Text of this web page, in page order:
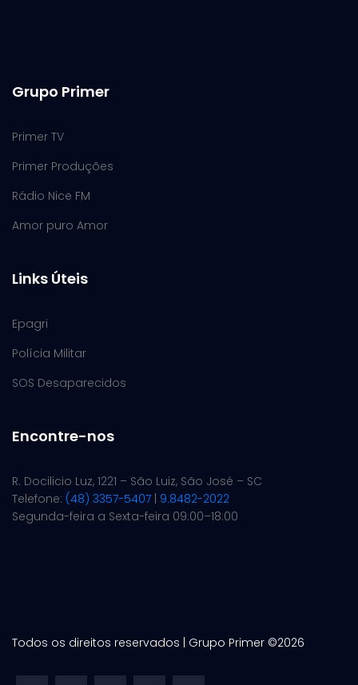
Grupo Primer
Primer TV
Primer Produções
Rádio Nice FM
Amor puro Amor
Links Úteis
Epagri
Polícia Militar
SOS Desaparecidos
Encontre-nos
R. Docilicio Luz, 1221 – São Luiz, São José – SC
Telefone: (48) 3357-5407 9.8482-2022
Segunda-feira a Sexta-feira 09:00–18:00
Todos os direitos reservados | Grupo Primer ©2026